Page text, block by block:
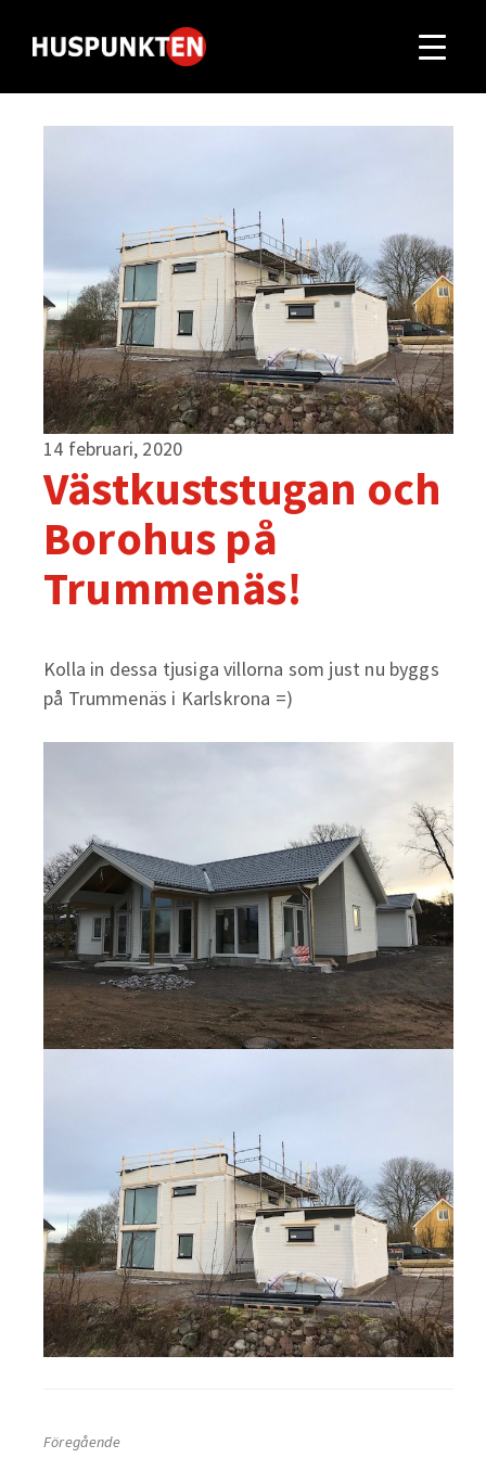
14 februari, 2020
Västkuststugan och
Borohus på
Trummenäs!
Kolla in dessa tjusiga villorna som just nu byggs
på Trummenäs i Karlskrona =)
Föregående